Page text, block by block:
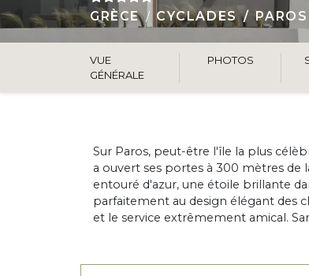
GRÈCE CYCLADES PAROS
VUE
GÉNÉRALE
PHOTOS
Sur Paros, peut-être l'île la plus
a ouvert ses portes à 300 mètres
entouré d'azur, une étoile brillante
parfaitement au design élégant des
et le service extrêmement amical.